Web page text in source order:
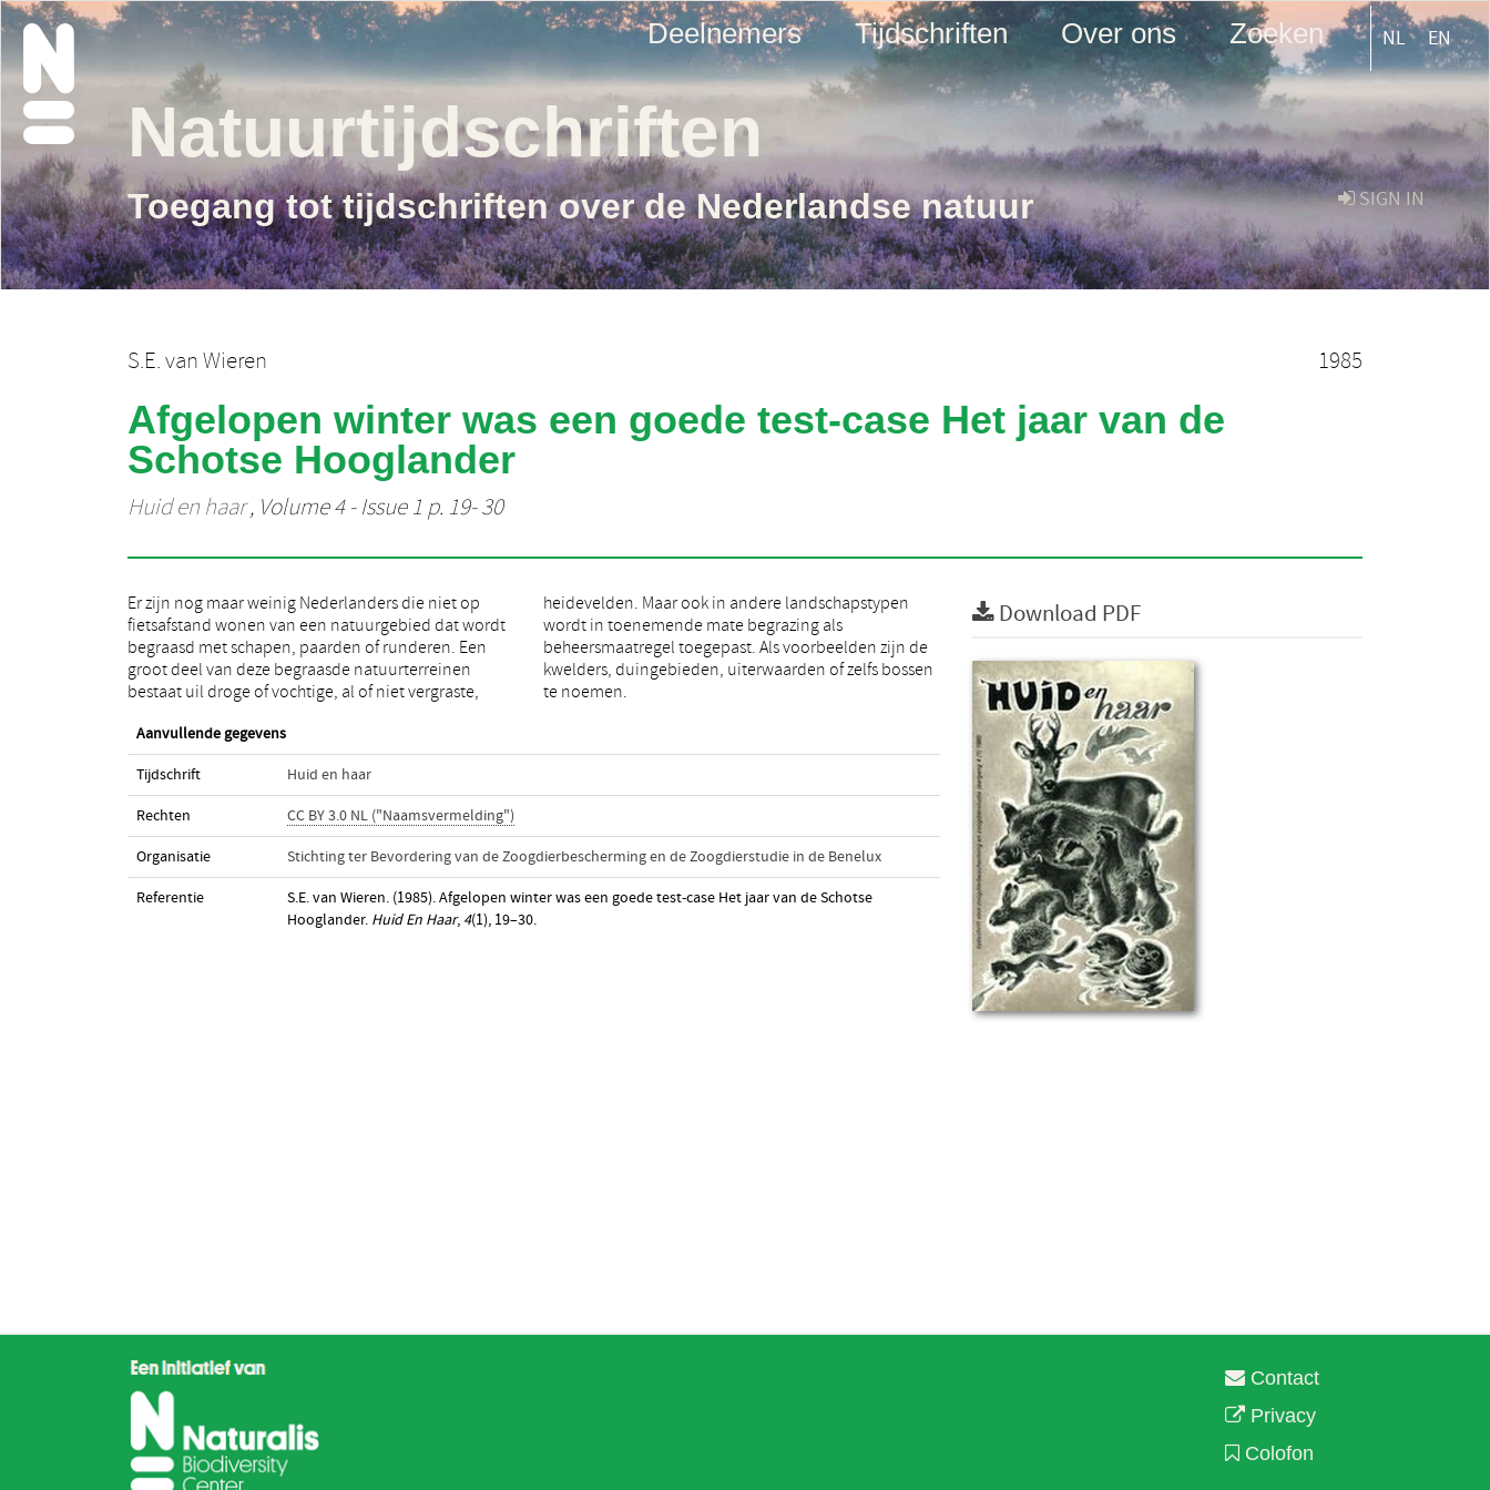
Deelnemers Tijdschriften Over ons Zoeken NL EN
SIGN IN
Natuurtijdschriften
Toegang tot tijdschriften over de Nederlandse natuur
S.E. van Wieren 1985
Afgelopen winter was een goede test-case Het jaar van de
Schotse Hooglander
Huid en haar, Volume 4 - Issue 1 p. 19- 30
Er zijn nog maar weinig Nederlanders die niet op
fietsafstand wonen van een natuurgebied dat wordt
begraasd met schapen, paarden of runderen. Een
groot deel van deze begraasde natuurterreinen
bestaat uil droge of vochtige, al of niet vergraste,
heidevelden. Maar ook in andere landschapstypen
wordt in toenemende mate begrazing als
beheersmaatregel toegepast. Als voorbeelden zijn de
kwelders, duingebieden, uiterwaarden of zelfs bossen
te noemen.
Aanvullende gegevens
Tijdschrift Huid en haar
Rechten CC BY 3.0 NL ("Naamsvermelding")
Organisatie Stichting ter Bevordering van de Zoogdierbescherming en de Zoogdierstudie in de Benelux
Referentie
S.E. van Wieren. (1985). Afgelopen winter was een goede test-case Het jaar van de Schotse
Hooglander. Huid En Haar, 4(1), 19–30.
Download PDF
Contact
Privacy
Colofon